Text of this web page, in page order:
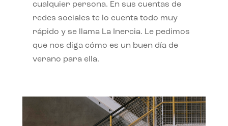
cualquier persona. En sus cuentas de
redes sociales te lo cuenta todo muy
rápido y se llama La Inercia. Le pedimos
que nos diga cómo es un buen día de
verano para ella.